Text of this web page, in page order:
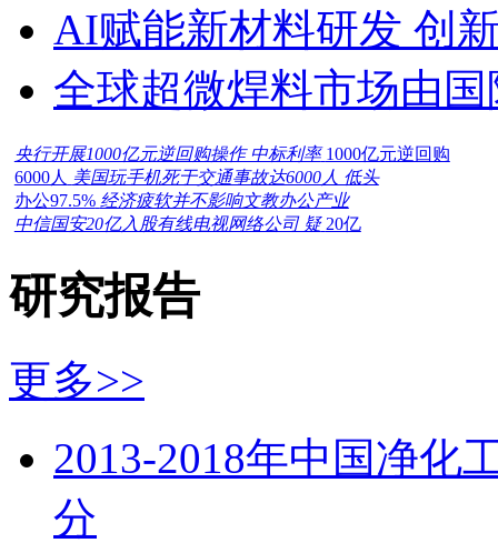
AI赋能新材料研发 创
全球超微焊料市场由
央行开展1000亿元逆回购操作 中标利率 1000亿元逆回购
6000人 美国玩手机死于交通事故达6000人 低头
办公97.5% 经济疲软并不影响文教办公产业
中信国安20亿入股有线电视网络公司 疑 20亿
研究报告
更多>>
2013-2018年中国净化
分